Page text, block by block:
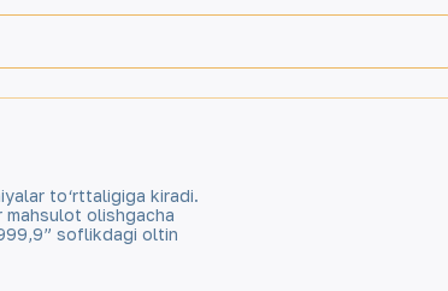
to‘rttaligiga kiradi.
olishgacha
soflikdagi oltin